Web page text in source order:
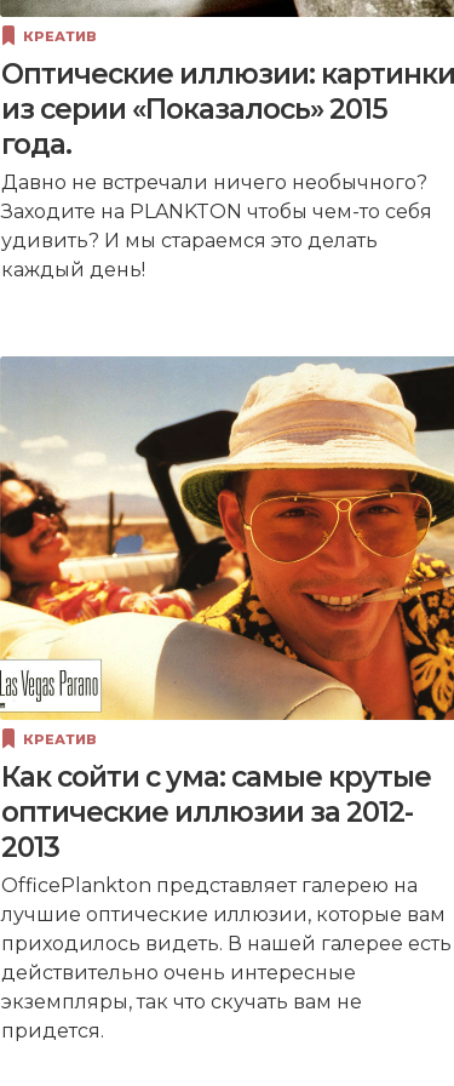
КРЕАТИВ
Оптические иллюзии:
из серии «Показалось» 2015
года.
Давно не встречали ничего необычного?
Заходите на PLANKTON чтобы чем-то себя
удивить? И мы стараемся это делать
каждый день!
КРЕАТИВ
Как сойти с ума: самые крутые
оптические иллюзии за 2012-
2013
OfficePlankton представляет галерею на
лучшие оптические иллюзии, которые вам
приходилось видеть. В нашей галерее есть
действительно очень интересные
экземпляры, так что скучать вам не
придется.